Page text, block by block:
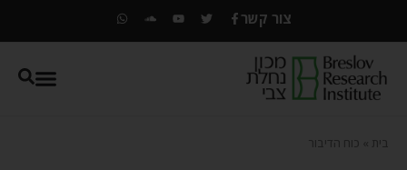
צור קשר
בית כוח הדיבור